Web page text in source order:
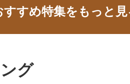
すすめ特集をもっと
グ